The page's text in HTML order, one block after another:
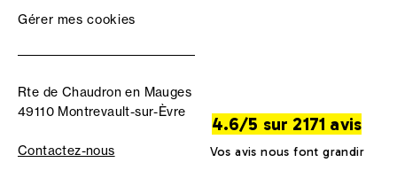
Gérer mes cookies
Rte de Chaudron en Mauges
49110 Montrevault-sur-Èvre
Contactez-nous
4.6/5 sur 2171 avis
Vos avis nous font grandir